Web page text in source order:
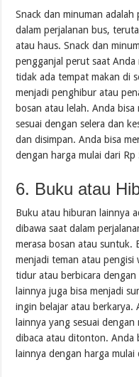
Snack dan minuman
dalam perjalanan bus,
atau haus. Snack dan
pengganjal perut saat
tidak ada tempat makan di
menjadi penghibur atau
bosan atau lelah. Anda
sesuai dengan selera dan
dan disimpan. Anda bisa
dengan harga mulai dari
6. Buku atau
Buku atau hiburan lainnya
dibawa saat dalam
merasa bosan atau suntuk.
menjadi teman atau
tidur atau berbicara
lainnya juga bisa menjadi
ingin belajar atau berkarya.
lainnya yang sesuai
dibaca atau ditonton. Anda
lainnya dengan harga